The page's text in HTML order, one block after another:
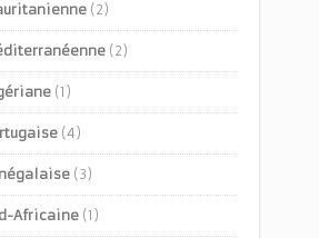
(2)
(2)
(1)
(4)
(3)
Africaine (1)